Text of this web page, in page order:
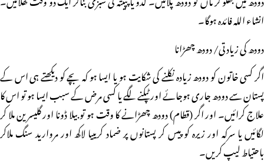
انشاء اللہ فائدہ ہوگا۔
دودھ کی زیادتی/ دودھ چھڑانا
اگر کسی خاتون کو دودھ زیادہ نکلنے کی شکایت ہو یا ایسا ہو کہ بچے کو دیکھتے ہی اس کے
پستان سے دودھ جاری ہوجائے اور ٹپکنے لگے یا کسی مرض کے سبب ایسا ہو تو اس کا
علاج کرائیں۔ اور اگر (قطام) دودھ چھڑانے کا وقت ہو تو بیلا ڈونا اور گلیسرین ملا کر
لگائیں یا سرکہ اور زیرہ کو پیس کر پستانوں پر ضماد کریںیا لاکھ اور مروارید سنگ ملاکر
باحتیاط لیپ کریں۔